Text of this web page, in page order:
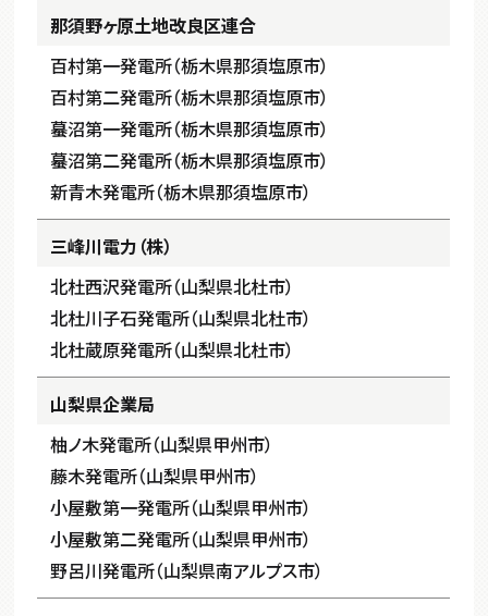
那須野ヶ原土地改良区連合
百村第一発電所（栃木県那須塩原市）
百村第二発電所（栃木県那須塩原市）
蟇沼第一発電所（栃木県那須塩原市）
蟇沼第二発電所（栃木県那須塩原市）
新青木発電所（栃木県那須塩原市）
三峰川電力（株）
北杜西沢発電所（山梨県北杜市）
北杜川子石発電所（山梨県北杜市）
北杜蔵原発電所（山梨県北杜市）
山梨県企業局
柚ノ木発電所（山梨県甲州市）
藤木発電所（山梨県甲州市）
小屋敷第一発電所（山梨県甲州市）
小屋敷第二発電所（山梨県甲州市）
野呂川発電所（山梨県南アルプス市）